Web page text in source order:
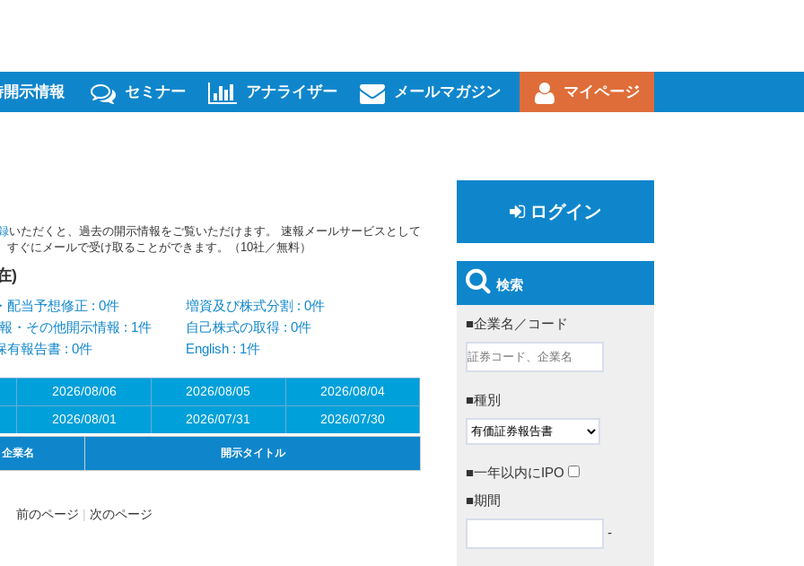
開示情報 セミナー アナライザー メールマガジン マイページ
いただくと、過去の開示情報をご覧いただけます。 速報メールサービスとして
ぐにメールで受け取ることができます。（10社／無料）
)
配当予想修正 : 0件
増資及び株式分割 : 0件
・その他開示情報 : 1件
自己株式の取得 : 0件
有報告書 : 0件 English : 1件
2026/08/06 2026/08/05
2026/08/04
2026/08/01 2026/07/31 2026/07/30
企業名 開示タイトル
前のページ 次のページ
ログイン
検索
■企業名／コード
■種別
■一年以内にIPO
■期間
-